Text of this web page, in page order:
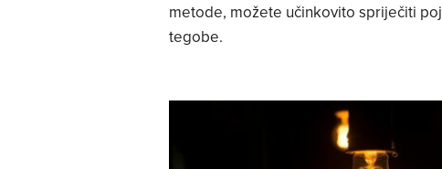
metode, možete učinkovito spriječiti
tegobe.